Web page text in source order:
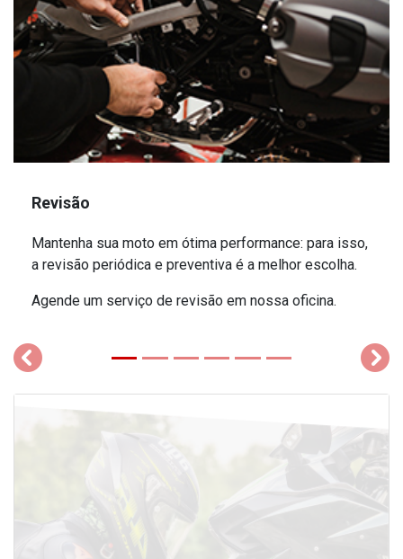
Revisão
Mantenha sua moto em ótima performance: para isso,
a revisão periódica e preventiva é a melhor escolha.
Agende um serviço de revisão em nossa oficina.
templates.template-